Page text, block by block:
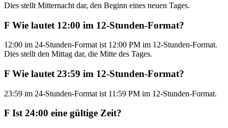
Dies stellt Mitternacht dar, den Beginn eines neuen Tages.
F Wie lautet 12:00 im 12-Stunden-Format?
12:00 im 24-Stunden-Format ist 12:00 PM im 12-Stunden-Format.
Dies stellt den Mittag dar, die Mitte des Tages.
F Wie lautet 23:59 im 12-Stunden-Format?
23:59 im 24-Stunden-Format ist 11:59 PM im 12-Stunden-Format.
F Ist 24:00 eine gültige Zeit?